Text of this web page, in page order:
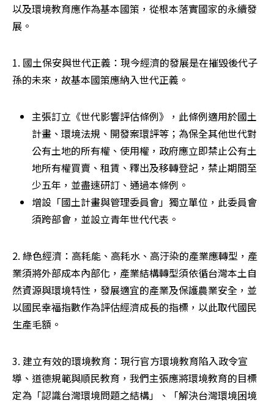
以及環境教育應作為基本國策，從根本落實國家的永續發
展。
1. 國土保安與世代正義：現今經濟的發展是在摧毀後代子
孫的未來，故基本國策應納入世代正義。
主張訂立《世代影響評估條例》，此條例適用於國土
計畫、環境法規、開發案環評等；為保全其他世代對
公有土地的所有權、使用權，政府應立即禁止公有土
地所有權買賣、租賃、釋出及移轉登記，禁止期間至
少五年，並盡速研訂、通過本條例。
增設「國土計畫與管理委員會」獨立單位，此委員會
須跨部會，並設立青年世代代表。
2. 綠色經濟：高耗能、高耗水、高汙染的產業應轉型，產
業須將外部成本內部化，產業結構轉型須依循台灣本土自
然資源與環境特性，發展適宜的產業及保護農業安全，並
以國民幸福指數作為評估經濟成長的指標，以此取代國民
生產毛額。
3. 建立有效的環境教育：現行官方環境教育陷入政令宣
導、道德規範與順民教育，我們主張應將環境教育的目標
定為「認識台灣環境問題之結構」、「解決台灣環境困境